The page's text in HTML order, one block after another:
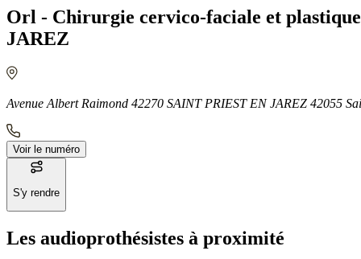
Orl - Chirurgie cervico-faciale et
JAREZ
Avenue Albert Raimond 42270 SAINT PRIEST EN JAREZ 42055
Voir le numéro
S'y rendre
Les audioprothésistes à proximité